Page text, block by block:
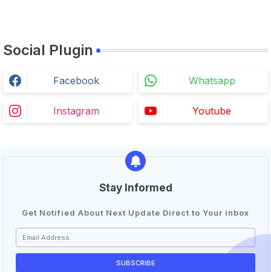
Social Plugin
Facebook Whatsapp
Instagram Youtube
Stay Informed
Get Notified About Next Update Direct to Your inbox